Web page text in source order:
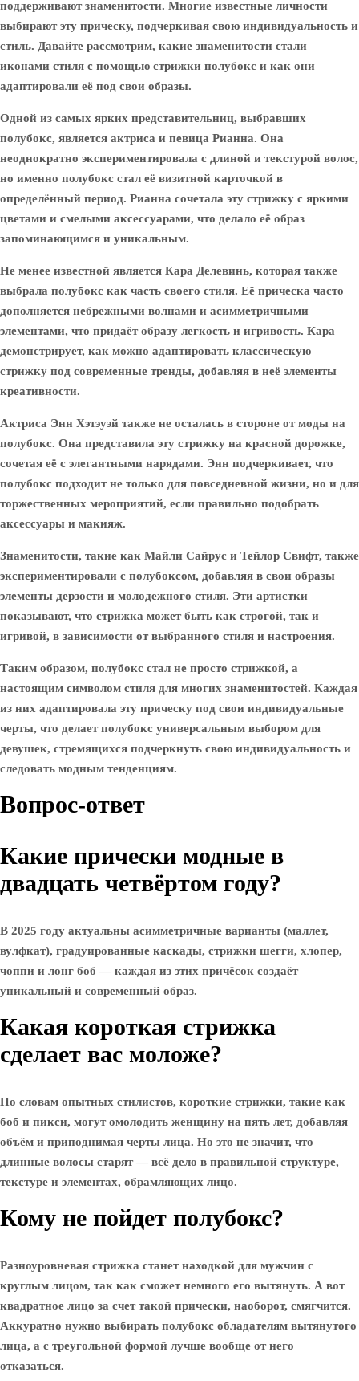
поддерживают знаменитости. Многие известные личности
выбирают эту прическу, подчеркивая свою индивидуальность и
стиль. Давайте рассмотрим, какие знаменитости стали
иконами стиля с помощью стрижки полубокс и как они
адаптировали её под свои образы.
Одной из самых ярких представительниц, выбравших
полубокс, является актриса и певица Рианна. Она
неоднократно экспериментировала с длиной и текстурой волос,
но именно полубокс стал её визитной карточкой в
определённый период. Рианна сочетала эту стрижку с яркими
цветами и смелыми аксессуарами, что делало её образ
запоминающимся и уникальным.
Не менее известной является Кара Делевинь, которая также
выбрала полубокс как часть своего стиля. Её прическа часто
дополняется небрежными волнами и асимметричными
элементами, что придаёт образу легкость и игривость. Кара
демонстрирует, как можно адаптировать классическую
стрижку под современные тренды, добавляя в неё элементы
креативности.
Актриса Энн Хэтэуэй также не осталась в стороне от моды на
полубокс. Она представила эту стрижку на красной дорожке,
сочетая её с элегантными нарядами. Энн подчеркивает, что
полубокс подходит не только для повседневной жизни, но и для
торжественных мероприятий, если правильно подобрать
аксессуары и макияж.
Знаменитости, такие как Майли Сайрус и Тейлор Свифт, также
экспериментировали с полубоксом, добавляя в свои образы
элементы дерзости и молодежного стиля. Эти артистки
показывают, что стрижка может быть как строгой, так и
игривой, в зависимости от выбранного стиля и настроения.
Таким образом, полубокс стал не просто стрижкой, а
настоящим символом стиля для многих знаменитостей. Каждая
из них адаптировала эту прическу под свои индивидуальные
черты, что делает полубокс универсальным выбором для
девушек, стремящихся подчеркнуть свою индивидуальность и
следовать модным тенденциям.
Вопрос-ответ
Какие прически модные в
двадцать четвёртом году?
В 2025 году актуальны асимметричные варианты (маллет,
вулфкат), градуированные каскады, стрижки шегги, хлопер,
чоппи и лонг боб — каждая из этих причёсок создаёт
уникальный и современный образ.
Какая короткая стрижка
сделает вас моложе?
По словам опытных стилистов, короткие стрижки, такие как
боб и пикси, могут омолодить женщину на пять лет, добавляя
объём и приподнимая черты лица. Но это не значит, что
длинные волосы старят — всё дело в правильной структуре,
текстуре и элементах, обрамляющих лицо.
Кому не пойдет полубокс?
Разноуровневая стрижка станет находкой для мужчин с
круглым лицом, так как сможет немного его вытянуть. А вот
квадратное лицо за счет такой прически, наоборот, смягчится.
Аккуратно нужно выбирать полубокс обладателям вытянутого
лица, а с треугольной формой лучше вообще от него
отказаться.